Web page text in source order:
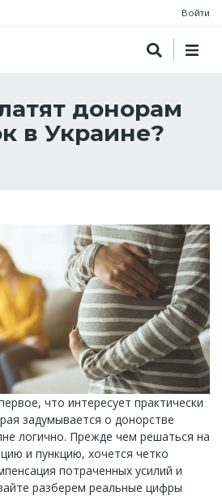
Войти
донорам
в Украине?
что интересует практически
задумывается о донорстве
логично. Прежде чем решаться на
и пункцию, хочется четко
потраченных усилий и
разберем реальные цифры